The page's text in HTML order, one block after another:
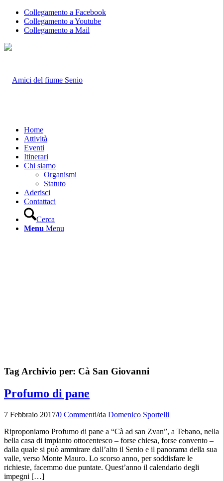
Collegamento a Facebook
Collegamento a Youtube
Collegamento a Mail
Home
Attività
Eventi
Itinerari
Chi siamo
Organismi
Statuto
Aderisci
Contattaci
Cerca
Menu Menu
Tag Archivio per: Cà San Giovanni
Profumo di pane
7 Febbraio 2017/0 Commenti/da Domenico Sportelli
Riproponiamo Profumo di pane a “Cà ad san Zvan”, a Tebano, nella
bella casa di impianto ottocentesco – forse chiesa, forse convento –
dalla quale si può ammirare dall’alto il Senio e il panorama della sua
valle, verso Monte Mauro. Lo scorso anno, per soddisfare le
richieste, facemmo due puntate. Quest’anno il calendario degli
impegni […]